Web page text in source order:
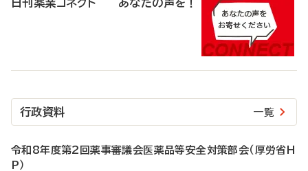
日刊薬業コネクト あなたの声を！
行政資料 一覧
令和8年度第2回薬事審議会医薬品等安全対策部会（厚労省H
P）